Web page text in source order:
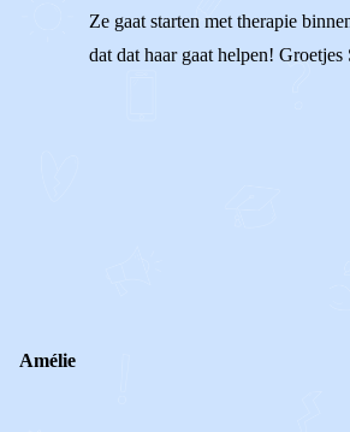
Ze gaat starten met therapie
dat dat haar gaat helpen! Groetjes
Amélie